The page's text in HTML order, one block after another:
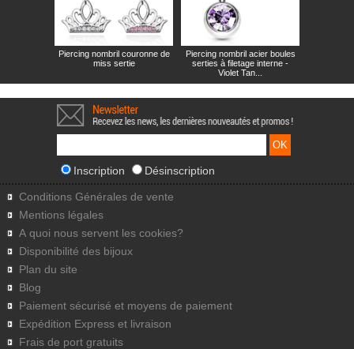
Piercing nombril couronne de
miss sertie
Piercing nombril acier boules
serties à filetage interne -
Violet Tan...
Inscription Désinscription
Conditions Générales de vente
Mentions légales
A quoi nous servent les cookies?
Disponibilité des bijoux
Plan du site
Blog
Paiement sécurisé et moyens de paiement
Expédition Express et livraison
Frais de port gratuits